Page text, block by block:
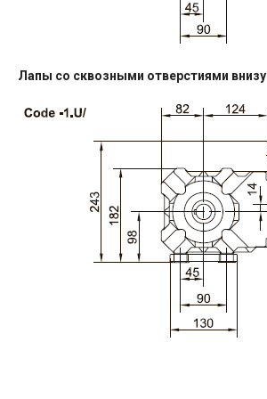
Лапы со сквозными отверстиями внизу